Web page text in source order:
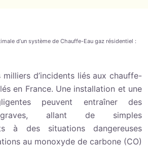
d’un système de Chauffe-Eau gaz résidentiel :
milliers d’incidents liés aux chauffe-
en France. Une installation et une
peuvent entraîner des
graves, allant de simples
à des situations dangereuses
au monoxyde de carbone (CO)